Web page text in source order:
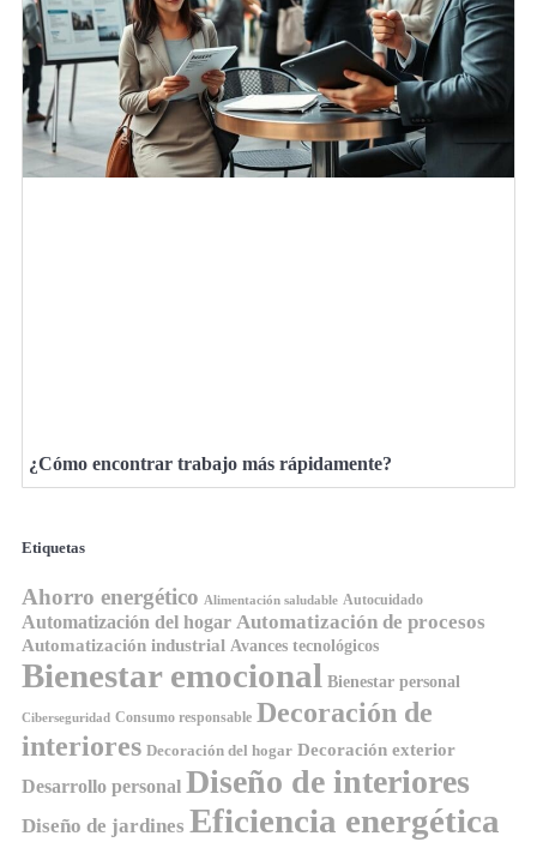
¿Cómo encontrar trabajo más rápidamente?
Etiquetas
Ahorro energético Alimentación saludable Autocuidado
Automatización del hogar Automatización de procesos
Automatización industrial Avances tecnológicos
Bienestar emocional Bienestar personal
Ciberseguridad Consumo responsable Decoración de
interiores Decoración del hogar Decoración exterior
Desarrollo personal Diseño de interiores
Diseño de jardines Eficiencia energética